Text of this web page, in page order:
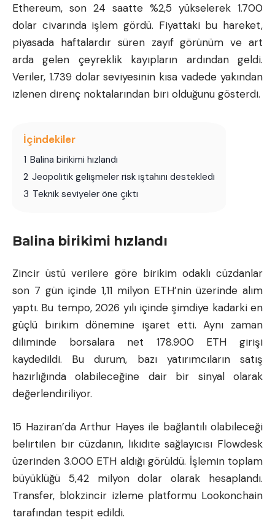
Ethereum, son 24 saatte %2,5 yükselerek 1.700
dolar civarında işlem gördü. Fiyattaki bu hareket,
piyasada haftalardır süren zayıf görünüm ve art
arda gelen çeyreklik kayıpların ardından geldi.
Veriler, 1.739 dolar seviyesinin kısa vadede yakından
izlenen direnç noktalarından biri olduğunu gösterdi.
İçindekiler
1 Balina birikimi hızlandı
2 Jeopolitik gelişmeler risk iştahını destekledi
3 Teknik seviyeler öne çıktı
Balina birikimi hızlandı
Zincir üstü verilere göre birikim odaklı cüzdanlar
son 7 gün içinde 1,11 milyon ETH’nin üzerinde alım
yaptı. Bu tempo, 2026 yılı içinde şimdiye kadarki en
güçlü birikim dönemine işaret etti. Aynı zaman
diliminde borsalara net 178.900 ETH girişi
kaydedildi. Bu durum, bazı yatırımcıların satış
hazırlığında olabileceğine dair bir sinyal olarak
değerlendiriliyor.
15 Haziran’da Arthur Hayes ile bağlantılı olabileceği
belirtilen bir cüzdanın, likidite sağlayıcısı Flowdesk
üzerinden 3.000 ETH aldığı görüldü. İşlemin toplam
büyüklüğü 5,42 milyon dolar olarak hesaplandı.
Transfer, blokzincir izleme platformu Lookonchain
tarafından tespit edildi.